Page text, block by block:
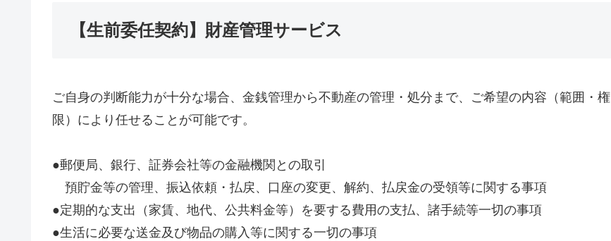
【生前委任契約】財産管理サービス
ご自身の判断能力が十分な場合、金銭管理から不動産の管理・処分まで、ご希望の内容（範囲・権
限）により任せることが可能です。
●郵便局、銀行、証券会社等の金融機関との取引
預貯金等の管理、振込依頼・払戻、口座の変更、解約、払戻金の受領等に関する事項
●定期的な支出（家賃、地代、公共料金等）を要する費用の支払、諸手続等一切の事項
●生活に必要な送金及び物品の購入等に関する一切の事項